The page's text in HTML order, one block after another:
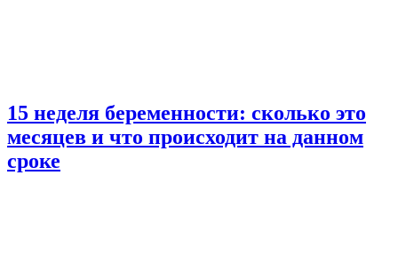
15 неделя беременности: сколько это
месяцев и что происходит на данном
сроке